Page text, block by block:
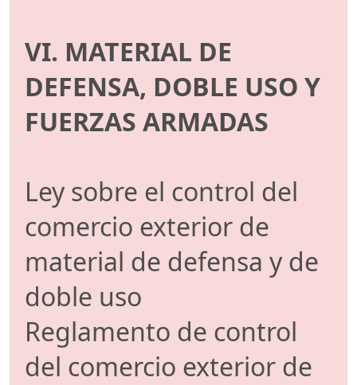
VI. MATERIAL DE
DEFENSA, DOBLE USO Y
FUERZAS ARMADAS
Ley sobre el control del
comercio exterior de
material de defensa y de
doble uso
Reglamento de control
del comercio exterior de